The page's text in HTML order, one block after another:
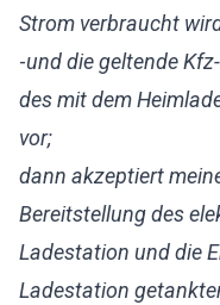
Strom verbraucht
-und die geltende
des mit dem
vor;
dann akzeptiert
Bereitstellung des
Ladestation und die
Ladestation